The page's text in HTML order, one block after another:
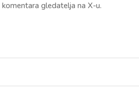
gledatelja na X-u.